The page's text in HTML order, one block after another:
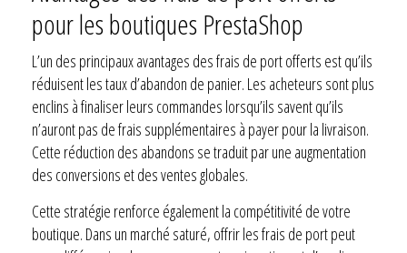
pour les boutiques PrestaShop
L’un des principaux avantages des frais de port offerts est qu’ils
réduisent les taux d’abandon de panier. Les acheteurs sont plus
enclins à finaliser leurs commandes lorsqu’ils savent qu’ils
n’auront pas de frais supplémentaires à payer pour la livraison.
Cette réduction des abandons se traduit par une augmentation
des conversions et des ventes globales.
Cette stratégie renforce également la compétitivité de votre
boutique. Dans un marché saturé, offrir les frais de port peut